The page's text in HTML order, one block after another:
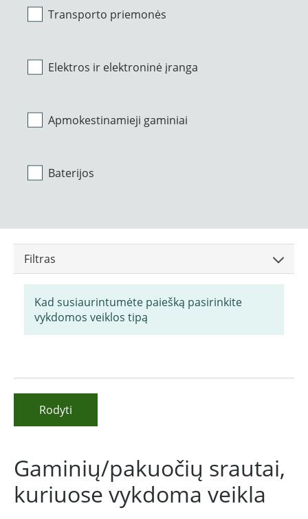
Transporto priemonės
Elektros ir elektroninė įranga
Apmokestinamieji gaminiai
Baterijos
Filtras
Kad susiaurintumėte paiešką pasirinkite
vykdomos veiklos tipą
Rodyti
Gaminių/pakuočių srautai,
kuriuose vykdoma veikla